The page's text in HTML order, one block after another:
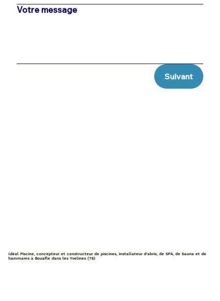
Votre message
Suivant
Idéal Piscine, concepteur et constructeur de piscines, installateur d'abris, de SPA, de Sauna et de
hammams à Bouafle dans les Yvelines (78)